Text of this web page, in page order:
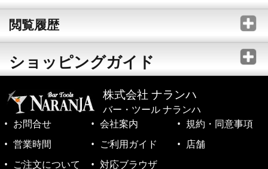
閲覧履歴
ショッピングガイド
株式会社 ナランハ
バー・ツール ナランハ
お問合せ
会社案内
規約・同意事項
営業時間
ご利用ガイド
店舗
ご注文について
対応ブラウザ